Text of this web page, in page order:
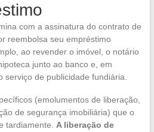
com a assinatura do contrato de
reembolsa seu empréstimo
ao revender o imóvel, o notário
junto ao banco e, em
serviço de publicidade fundiária.
(emolumentos de liberação,
de segurança imobiliária) que o
tardiamente. A liberação de